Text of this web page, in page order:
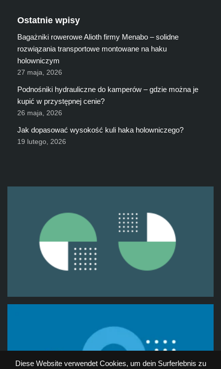
Diese Website verwendet Cookies, um dein Surferlebnis zu
Ostatnie wpisy
Bagażniki rowerowe Alioth firmy Menabo – solidne
rozwiązania transportowe montowane na haku
holowniczym
27 maja, 2026
Podnośniki hydrauliczne do kamperów – gdzie można je
kupić w przystępnej cenie?
26 maja, 2026
Jak dopasować wysokość kuli haka holowniczego?
19 lutego, 2026